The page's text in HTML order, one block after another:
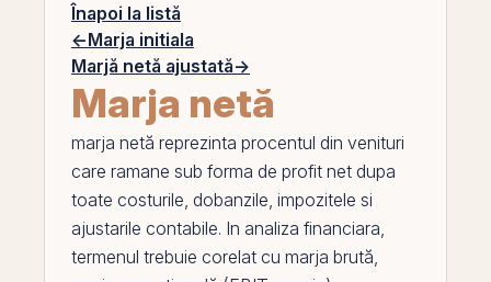
Înapoi la listă
←Marja initiala
Marjă netă ajustată→
Marja netă
marja netă reprezinta procentul din venituri
care ramane sub forma de profit net dupa
toate costurile, dobanzile, impozitele si
ajustarile contabile. In analiza financiara,
termenul trebuie corelat cu marja brută,